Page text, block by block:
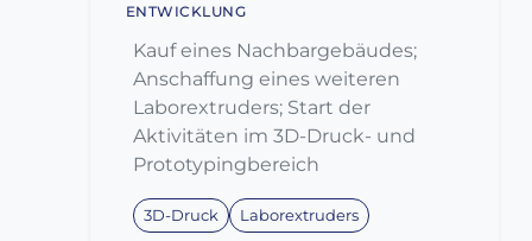
ENTWICKLUNG
Kauf eines Nachbargebäudes;
Anschaffung eines weiteren
Laborextruders; Start der
Aktivitäten im 3D-Druck- und
Prototypingbereich
3D-Druck Laborextruders